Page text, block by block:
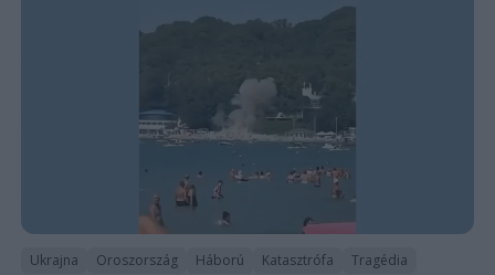
Ukrajna Oroszország Háború Katasztrófa Tragédia